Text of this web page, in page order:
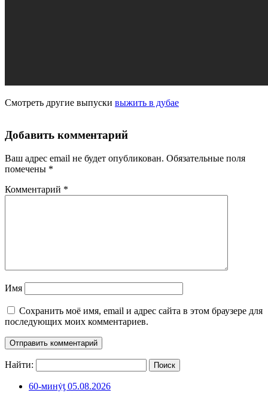
Смотреть другие выпуски выжить в дубае
Добавить комментарий
Ваш адрес email не будет опубликован. Обязательные поля
помечены *
Комментарий *
Имя
Сохранить моё имя, email и адрес сайта в этом браузере для
последующих моих комментариев.
Найти:
60-минẏƫ 05.08.2026